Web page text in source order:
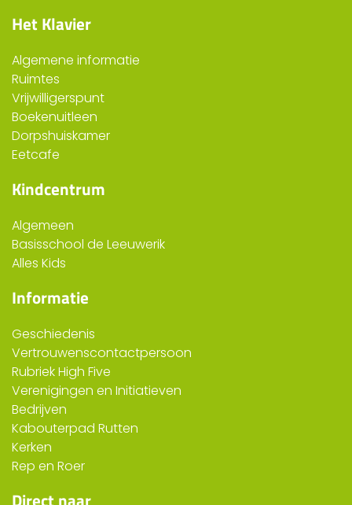
Het Klavier
Algemene informatie
Ruimtes
Vrijwilligerspunt
Boekenuitleen
Dorpshuiskamer
Eetcafe
Kindcentrum
Algemeen
Basisschool de Leeuwerik
Alles Kids
Informatie
Geschiedenis
Vertrouwenscontactpersoon
Rubriek High Five
Verenigingen en Initiatieven
Bedrijven
Kabouterpad Rutten
Kerken
Rep en Roer